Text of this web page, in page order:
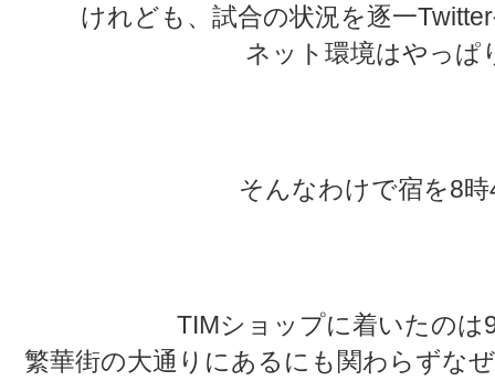
けれども、試合の状況を逐一
ネット環境はやっぱ
そんなわけで宿を8
TIMショップに着いたのは
繁華街の大通りにあるにも関わらずな